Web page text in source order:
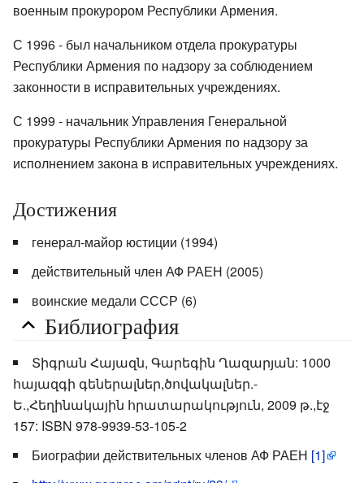
военным прокурором Республики Армения.
С 1996 - был начальником отдела прокуратуры
Республики Армения по надзору за соблюдением
законности в исправительных учреждениях.
С 1999 - начальник Управления Генеральной
прокуратуры Республики Армения по надзору за
исполнением закона в исправительных учреждениях.
Достижения
генерал-майор юстиции (1994)
действительный член АФ РАЕН (2005)
воинские медали СССР (6)
Библиография
Տիգրան Հայազն, Գարեգին Ղազարյան: 1000
հայազգի գեներալներ,ծովակալներ.-
Ե.,Հեղինակային հրատարակություն, 2009 թ.,էջ
157: ISBN 978-9939-53-105-2
Биографии действительных членов АФ РАЕН [1]